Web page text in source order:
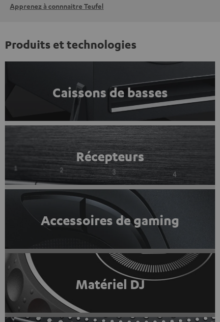
Apprenez à connnaitre Teufel
Produits et technologies
Caissons de basses
Récepteurs
Accessoires de gaming
Matériel DJ